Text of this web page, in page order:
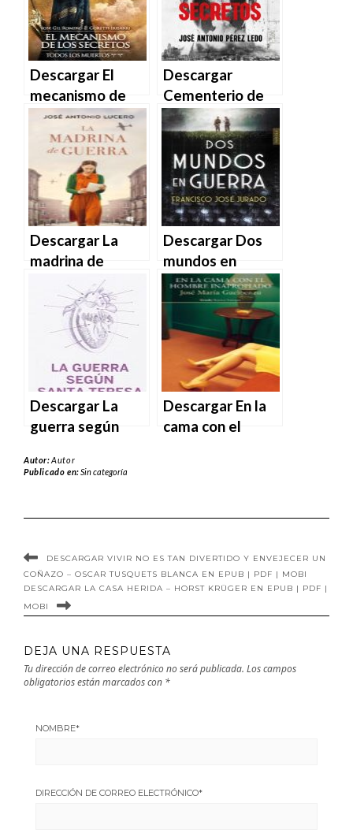
PDF | MOBI
Descargar El
mecanismo de
los secretos de
José Gil Romero
y Goretti Irisarri
en EPUB | PDF |
MOBI
Descargar
Cementerio de
secretos – José
Antonio Pérez
Ledo en EPUB |
PDF | MOBI
Descargar La
madrina de
guerra – José
Antonio Lucero
en EPUB | PDF |
MOBI
Descargar Dos
mundos en
guerra de
Francisco José
Jurado en EPUB |
PDF | MOBI
Descargar La
guerra según
María Folguera
Descargar En la
cama con el
Autor:Autor
Publicado en:Sin categoría
DESCARGAR VIVIR NO ES TAN DIVERTIDO Y ENVEJECER UN
COÑAZO – OSCAR TUSQUETS BLANCA EN EPUB | PDF | MOBI
DESCARGAR LA CASA HERIDA – HORST KRÜGER EN EPUB | PDF |
MOBI
DEJA UNA RESPUESTA
Tu dirección de correo electrónico no será publicada. Los campos
obligatorios están marcados con *
NOMBRE*
DIRECCIÓN DE CORREO ELECTRÓNICO*